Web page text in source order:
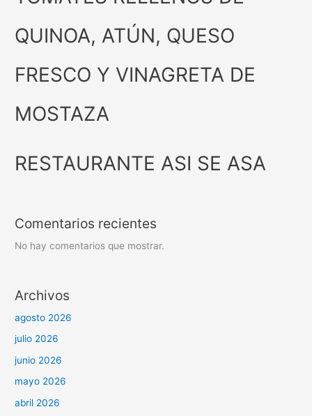
QUINOA, ATÚN, QUESO
FRESCO Y VINAGRETA DE
MOSTAZA
RESTAURANTE ASI SE ASA
Comentarios recientes
No hay comentarios que mostrar.
Archivos
agosto 2026
julio 2026
junio 2026
mayo 2026
abril 2026